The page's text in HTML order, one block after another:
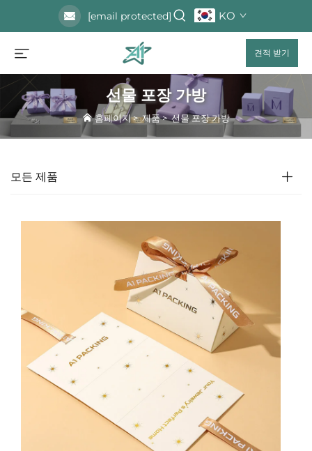
[email protected] KO
견적 받기
선물 포장 가방
홈페이지>제품>선물 포장 가방
모든 제품